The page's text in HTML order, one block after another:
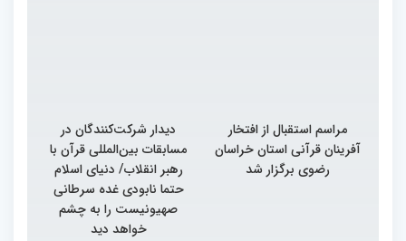
مراسم استقبال از افتخار
آفرینان قرآنی استان خراسان
رضوی برگزار شد
دیدار شرکت‌کنندگان در
مسابقات بین‌المللی قرآن با
رهبر انقلاب/ دنیای اسلام
حتما نابودی غده سرطانی
صهیونیست را به چشم
خواهد دید